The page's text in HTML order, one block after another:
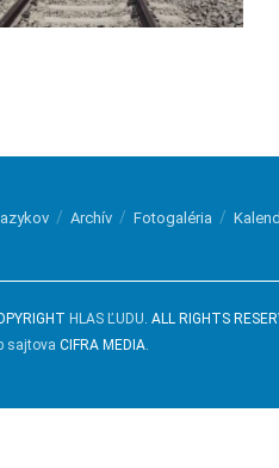
Archív Fotogaléria
HLAS ĽUDU. ALL RIGHTS
sajtova CIFRA MEDIA.